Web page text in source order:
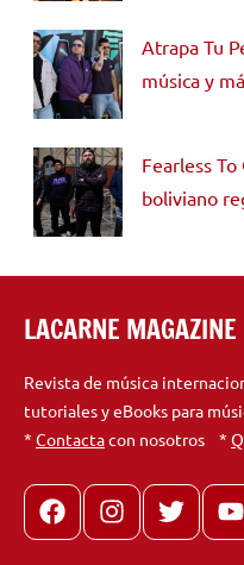
Atrapa Tu
música y
Fearless
boliviano
LACARNE MAGAZINE
Revista de música
tutoriales y eBooks para
* Contactacon nosotros *
FacebookInstagram
X